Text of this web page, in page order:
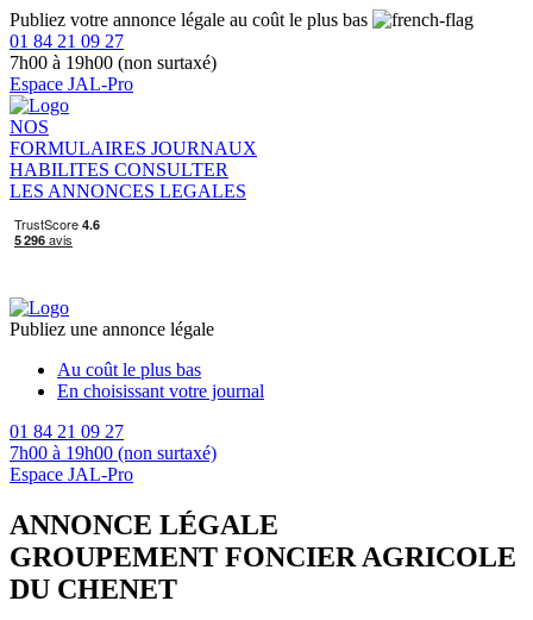
Publiez votre annonce légale au coût le plus bas
01 84 21 09 27
7h00 à 19h00 (non surtaxé)
Espace JAL-Pro
NOS
FORMULAIRES JOURNAUX
HABILITES CONSULTER
LES ANNONCES LEGALES
Publiez une annonce légale
Au coût le plus bas
En choisissant votre journal
01 84 21 09 27
7h00 à 19h00 (non surtaxé)
Espace JAL-Pro
ANNONCE LÉGALE
GROUPEMENT FONCIER AGRICOLE
DU CHENET